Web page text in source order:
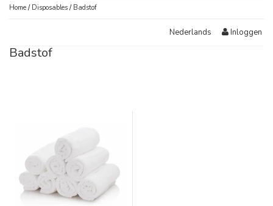
Home / Disposables / Badstof
Nederlands Inloggen
Badstof